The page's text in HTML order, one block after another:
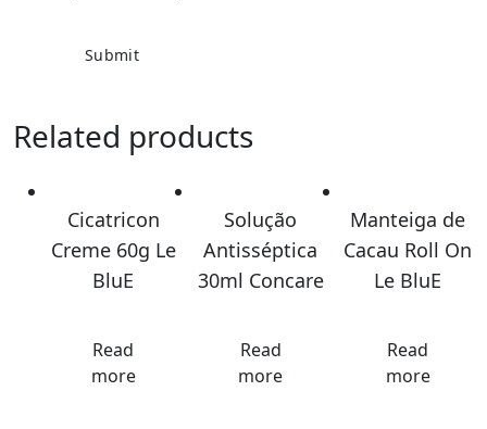
Related products
Cicatricon
Creme 60g Le
BluE
Read
more
Solução
Antisséptica
30ml Concare
Read
more
Manteiga de
Cacau Roll On
Le BluE
Read
more